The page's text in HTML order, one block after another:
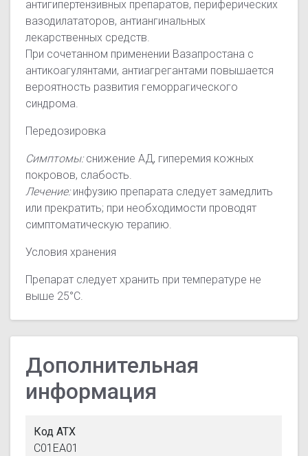
антигипертензивных препаратов, периферических
вазодилататоров, антиангинальных
лекарственных средств.
При сочетанном применении Вазапростана с
антикоагулянтами, антиагрегантами повышается
вероятность развития геморрагического
синдрома.
Передозировка
Симптомы:снижение АД, гиперемия кожных
покровов, слабость.
Лечение:инфузию препарата следует замедлить
или прекратить; при необходимости проводят
симптоматическую терапию.
Условия хранения
Препарат следует хранить при температуре не
выше 25°С.
Дополнительная
информация
Код АТХ
C01EA01